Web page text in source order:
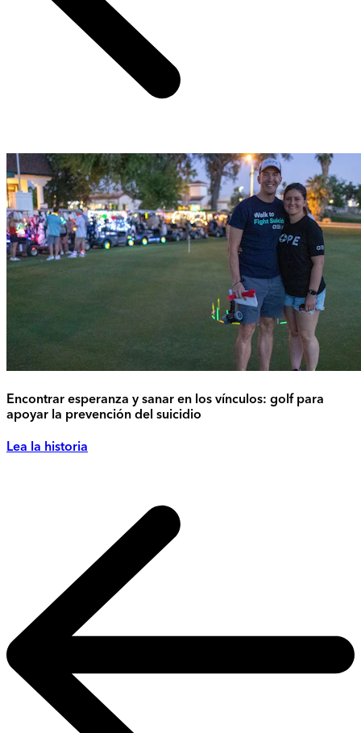
Encontrar esperanza y sanar en los vínculos: golf para
apoyar la prevención del suicidio
Lea la historia